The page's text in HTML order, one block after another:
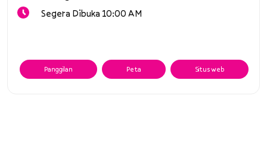
Segera Dibuka 10:00 AM
Panggilan Peta Situs web